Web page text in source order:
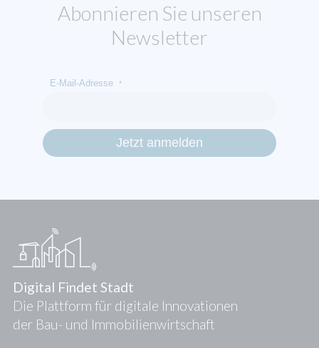
Abonnieren Sie unseren
Newsletter
E-Mail-Adresse *
Digital Findet Stadt
Die Plattform für digitale Innovationen
der Bau- und Immobilienwirtschaft